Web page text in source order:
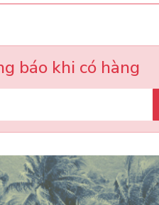
báo khi có hàng